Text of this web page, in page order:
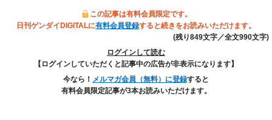
この記事は有料会員限定です。
日刊ゲンダイDIGITALに有料会員登録すると続きをお読みいただけます。
(残り849文字／全文990文字)
ログインして読む
【ログインしていただくと記事中の広告が非表示になります】
今なら！ メルマガ会員（無料）に登録すると
有料会員限定記事が3本お読みいただけます。